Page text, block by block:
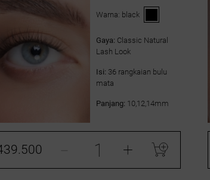
Warna: black
Gaya: Classic Natural
Lash Look
Isi: 36 rangkaian bulu
mata
Panjang: 10,12,14mm
+